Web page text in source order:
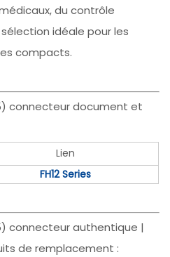
du contrôle
idéale pour les
compacts.
connecteur document et
Lien
FH12 Series
connecteur authentique |
de remplacement :